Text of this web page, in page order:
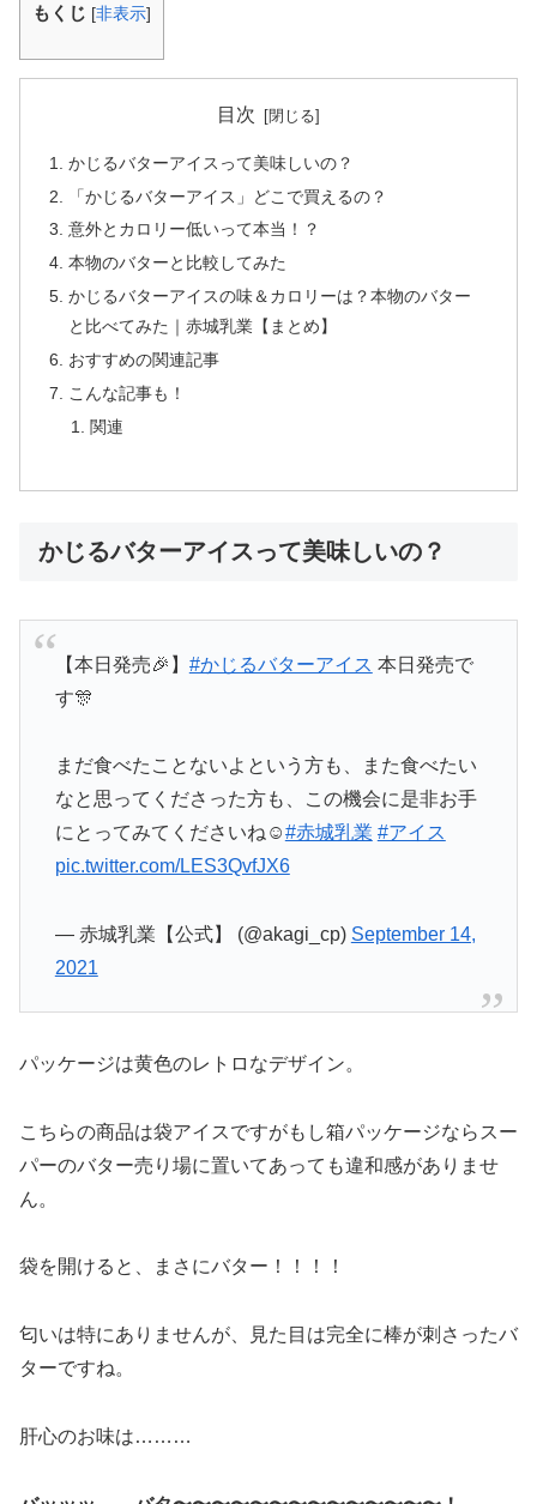
もくじ [非表示]
目次
かじるバターアイスって美味しいの？
「かじるバターアイス」どこで買えるの？
意外とカロリー低いって本当！？
本物のバターと比較してみた
かじるバターアイスの味＆カロリーは？本物のバター
と比べてみた｜赤城乳業【まとめ】
おすすめの関連記事
こんな記事も！
関連
かじるバターアイスって美味しいの？
【本日発売🎉】 #かじるバターアイス 本日発売で
す🎊
まだ食べたことないよという方も、また食べたい
なと思ってくださった方も、この機会に是非お手
にとってみてくださいね☺#赤城乳業 #アイス
pic.twitter.com/LES3QvfJX6
— 赤城乳業【公式】 (@akagi_cp) September 14,
2021
パッケージは黄色のレトロなデザイン。
こちらの商品は袋アイスですがもし箱パッケージならスー
パーのバター売り場に置いてあっても違和感がありませ
ん。
袋を開けると、まさにバター！！！！
匂いは特にありませんが、見た目は完全に棒が刺さったバ
ターですね。
肝心のお味は………